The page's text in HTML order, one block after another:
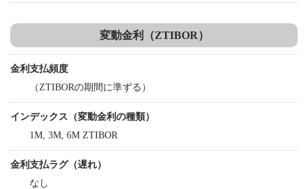
変動金利（ZTIBOR）
金利支払頻度
（ZTIBORの期間に準ずる）
インデックス（変動金利の種類）
1M, 3M, 6M ZTIBOR
金利支払ラグ（遅れ）
なし